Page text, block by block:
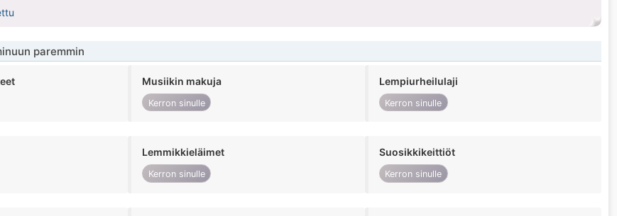
paremmin
Musiikin makuja
Kerron sinulle
Lempiurheilulaji
Kerron sinulle
Lemmikkieläimet
Kerron sinulle
Suosikkikeittiöt
Kerron sinulle